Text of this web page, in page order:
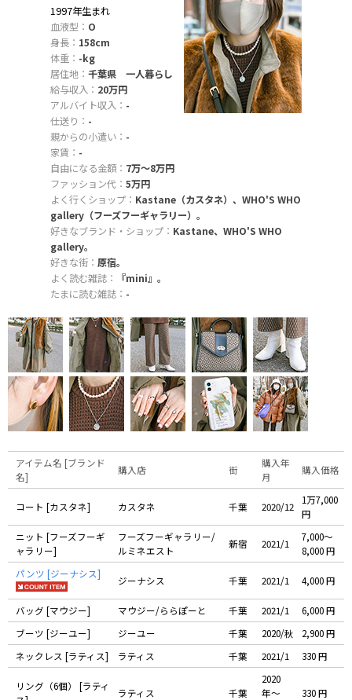
1997年生まれ
血液型： O
身長： 158cm
体重： -kg
居住地： 千葉県 一人暮らし
給与収入： 20万円
アルバイト収入： -
仕送り： -
親からの小遣い： -
家賃： -
自由になる金額： 7万〜8万円
ファッション代： 5万円
よく行くショップ： Kastane（カスタネ）、WHO'S WHO
gallery（フーズフーギャラリー）。
好きなブランド・ショップ： Kastane、WHO'S WHO
gallery。
好きな街： 原宿。
よく読む雑誌：
『mini』。
たまに読む雑誌： -
アイテム名 [ブランド
名]
購入店 街
購入年
月
購入価格
コート [カスタネ] カスタネ 千葉 2020/12
1万7,000
円
ニット [フーズフーギ
ャラリー]
フーズフーギャラリー/
ルミネエスト
新宿 2021/1
7,000〜
8,000 円
パンツ [ジーナシス]
ジーナシス 千葉 2021/1 4,000 円
バッグ [マウジー] マウジー/ららぽーと 千葉 2021/1
6,000 円
ブーツ [ジーユー]
ジーユー 千葉 2020/秋
2,900 円
ネックレス [ラティス]
ラティス 千葉 2021/1 330 円
リング（6個） [ラティ
ラティス 千葉
2020
年〜
330 円